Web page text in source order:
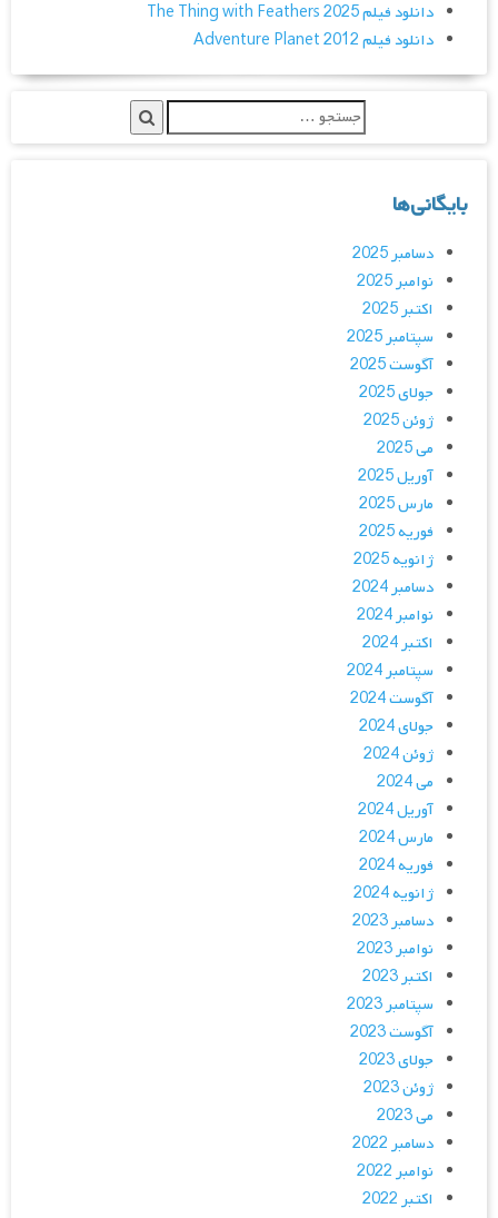
دانلود فیلم The Thing with Feathers 2025
دانلود فیلم Adventure Planet 2012
بایگانی‌ها
دسامبر 2025
نوامبر 2025
اکتبر 2025
سپتامبر 2025
آگوست 2025
جولای 2025
ژوئن 2025
می 2025
آوریل 2025
مارس 2025
فوریه 2025
ژانویه 2025
دسامبر 2024
نوامبر 2024
اکتبر 2024
سپتامبر 2024
آگوست 2024
جولای 2024
ژوئن 2024
می 2024
آوریل 2024
مارس 2024
فوریه 2024
ژانویه 2024
دسامبر 2023
نوامبر 2023
اکتبر 2023
سپتامبر 2023
آگوست 2023
جولای 2023
ژوئن 2023
می 2023
دسامبر 2022
نوامبر 2022
اکتبر 2022